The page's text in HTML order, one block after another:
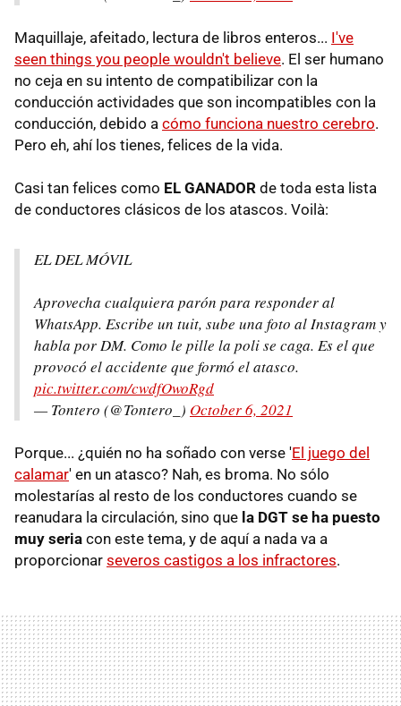
Maquillaje, afeitado, lectura de libros enteros... I've
seen things you people wouldn't believe. El ser humano
no ceja en su intento de compatibilizar con la
conducción actividades que son incompatibles con la
conducción, debido a cómo funciona nuestro cerebro.
Pero eh, ahí los tienes, felices de la vida.
Casi tan felices como EL GANADOR de toda esta lista
de conductores clásicos de los atascos. Voilà:
EL DEL MÓVIL
Aprovecha cualquiera parón para responder al
WhatsApp. Escribe un tuit, sube una foto al Instagram y
habla por DM. Como le pille la poli se caga. Es el que
provocó el accidente que formó el atasco.
pic.twitter.com/cwdfOwoRgd
— Tontero (@Tontero_) October 6, 2021
Porque... ¿quién no ha soñado con verse 'El juego del
calamar' en un atasco? Nah, es broma. No sólo
molestarías al resto de los conductores cuando se
reanudara la circulación, sino que la DGT se ha puesto
muy seria con este tema, y de aquí a nada va a
proporcionar severos castigos a los infractores.